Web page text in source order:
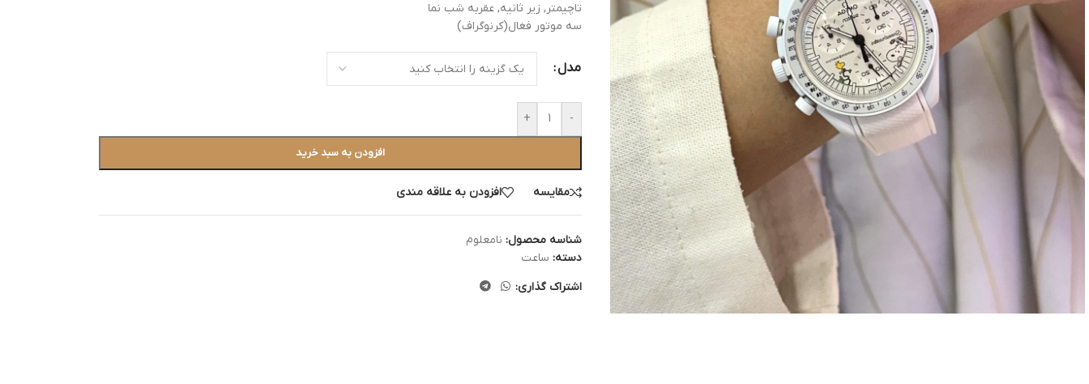
تاچیمتر, زیر ثانیه, عقربه شب نما
سه موتور فغال(کرنوگراف)
مدل
-
+
افزودن به سبد خرید
مقایسه افزودن به علاقه مندی
شناسه محصول: نامعلوم
دسته: ساعت
اشتراک گذاری: